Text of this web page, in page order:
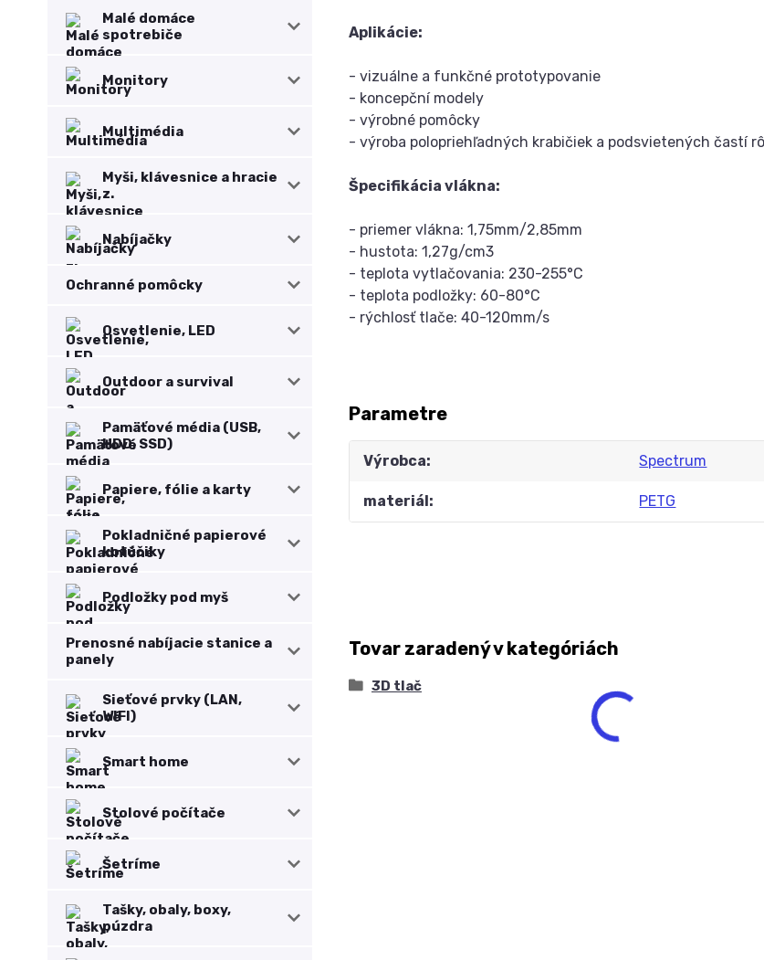
Malé domáce
spotrebiče
Monitory
Multimédia
Myši, klávesnice a hracie
z.
Nabíjačky
Ochranné pomôcky
Osvetlenie, LED
Outdoor a survival
Pamäťové média (USB,
HDD, SSD)
Papiere, fólie a karty
Pokladničné papierové
kotúčiky
Podložky pod myš
Prenosné nabíjacie stanice a
panely
Sieťové prvky (LAN,
WIFI)
Smart home
Stolové počítače
Šetríme
Tašky, obaly, boxy,
púzdra
Aplikácie:
- vizuálne a funkčné prototypovanie
- koncepční modely
- výrobné pomôcky
- výroba polopriehľadných krabičiek a podsvietených častí
Špecifikácia vlákna:
- priemer vlákna: 1,75mm/2,85mm
- hustota: 1,27g/cm3
- teplota vytlačovania: 230-255°C
- teplota podložky: 60-80°C
- rýchlosť tlače: 40-120mm/s
Parametre
Výrobca Spectrum
materiál PETG
Tovar zaradený v kategóriách
3D tlač